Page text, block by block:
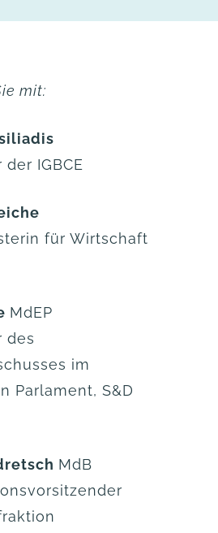
mit:
IGBCE
für Wirtschaft
MdEP
des
im
Parlament, S&D
MdB